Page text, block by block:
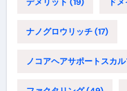
ナノグロウリッチ(17)
ノコアヘアサポートスカ